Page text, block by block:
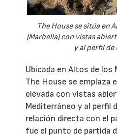
The House se sitúa en
(Marbella) con vistas
y al perfil de
Ubicada en Altos de los
The House se emplaza
elevada con vistas
Mediterráneo y al perfil
relación directa con el
fue el punto de partida